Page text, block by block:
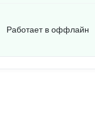
Работает в оффлайн